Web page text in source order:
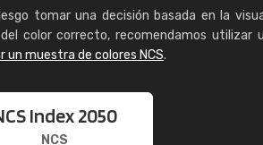
tomar una decisión basada en la
color correcto, recomendamos utilizar
un muestra de colores NCS.
Index 2050
NCS